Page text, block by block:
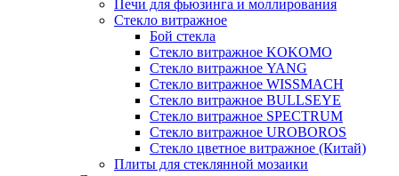
Печи для фьюзинга и моллирования
Стекло витражное
Бой стекла
Стекло витражное KOKOMO
Стекло витражное YANG
Стекло витражное WISSMACH
Стекло витражное BULLSEYE
Стекло витражное SPECTRUM
Стекло витражное UROBOROS
Стекло цветное витражное (Китай)
Плиты для стеклянной мозаики